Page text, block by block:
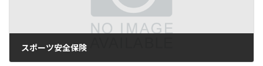
スポーツ安全保険